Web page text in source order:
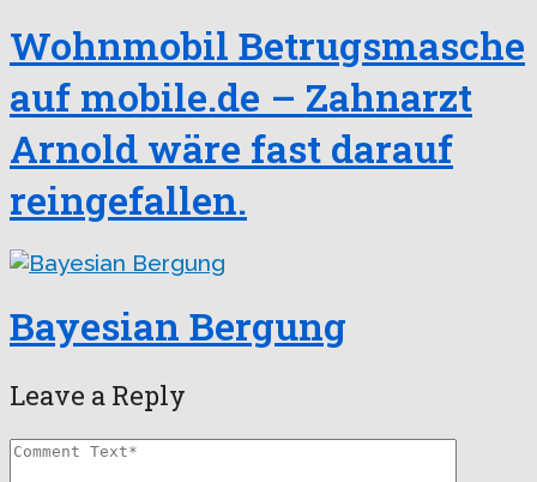
Wohnmobil Betrugsmasche
auf mobile.de – Zahnarzt
Arnold wäre fast darauf
reingefallen.
Bayesian Bergung
Leave a Reply